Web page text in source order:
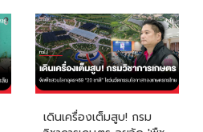
เดินเครื่องเต็มสูบ! กรม